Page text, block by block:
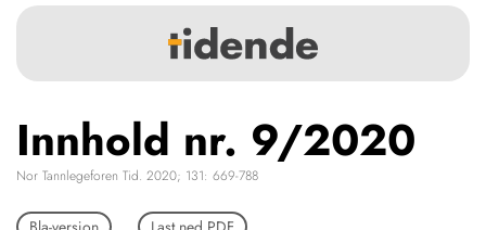
Tidligere utgaver
NETTBUTIKK
HENVISNINGER
KURSKALENDER
KONTAKT
Innhold nr. 9/2020
Nor Tannlegeforen Tid. 2020; 131: 669-788